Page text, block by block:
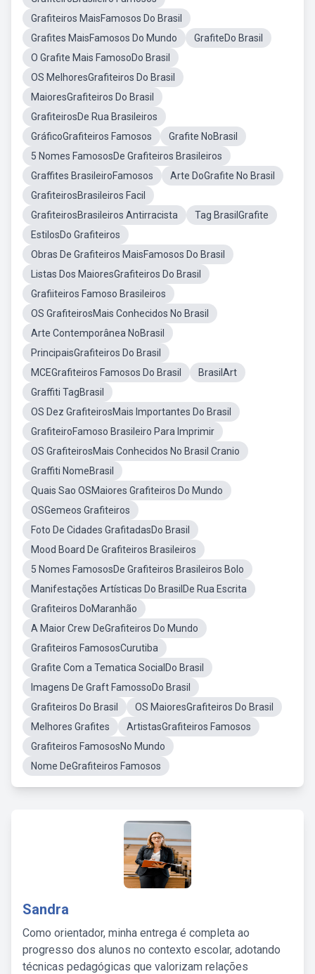
Grafiteiros MaisFamosos Do Brasil
Grafites MaisFamosos Do Mundo
GrafiteDo Brasil
O Grafite Mais FamosoDo Brasil
OS MelhoresGrafiteiros Do Brasil
MaioresGrafiteiros Do Brasil
GrafiteirosDe Rua Brasileiros
GráficoGrafiteiros Famosos
Grafite NoBrasil
5 Nomes FamososDe Grafiteiros Brasileiros
Graffites BrasileiroFamosos
Arte DoGrafite No Brasil
GrafiteirosBrasileiros Facil
GrafiteirosBrasileiros Antirracista
Tag BrasilGrafite
EstilosDo Grafiteiros
Obras De Grafiteiros MaisFamosos Do Brasil
Listas Dos MaioresGrafiteiros Do Brasil
Grafiiteiros Famoso Brasileiros
OS GrafiteirosMais Conhecidos No Brasil
Arte Contemporânea NoBrasil
PrincipaisGrafiteiros Do Brasil
MCEGrafiteiros Famosos Do Brasil
BrasilArt
Graffiti TagBrasil
OS Dez GrafiteirosMais Importantes Do Brasil
GrafiteiroFamoso Brasileiro Para Imprimir
OS GrafiteirosMais Conhecidos No Brasil Cranio
Graffiti NomeBrasil
Quais Sao OSMaiores Grafiteiros Do Mundo
OSGemeos Grafiteiros
Foto De Cidades GrafitadasDo Brasil
Mood Board De Grafiteiros Brasileiros
5 Nomes FamososDe Grafiteiros Brasileiros Bolo
Manifestações Artísticas Do BrasilDe Rua Escrita
Grafiteiros DoMaranhão
A Maior Crew DeGrafiteiros Do Mundo
Grafiteiros FamososCurutiba
Grafite Com a Tematica SocialDo Brasil
Imagens De Graft FamossoDo Brasil
Grafiteiros Do Brasil
OS MaioresGrafiteiros Do Brasil
Melhores Grafites
ArtistasGrafiteiros Famosos
Grafiteiros FamososNo Mundo
Nome DeGrafiteiros Famosos
Sandra
Como orientador, minha entrega é completa ao
progresso dos alunos no contexto escolar, adotando
técnicas pedagógicas que valorizam relações